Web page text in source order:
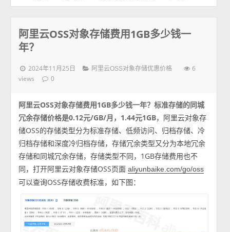
阿里云OSS对象存储费用1GB多少钱一
年？
2024年11月25日 阿里云OSS对象存储优惠价格
6
views
0
阿里云OSS对象存储费用1GB多少钱一年？标准存储的同城
冗余存储价格是0.12元/GB/月，1.44元1GB，阿里云对象存
储OSS的存储类型分为标准存储、低频访问、归档存储、冷
归档存储和深度冷归档存储，存储冗余类型又分为本地冗余
存储和同城冗余存储，存储类型不同，1GB存储费用也不
同，打开阿里云对象存储OSS页面aliyunbaike.com/go/oss
可以查询OSS存储收费标准，如下图：